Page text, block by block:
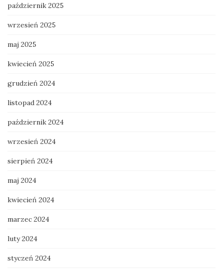
październik 2025
wrzesień 2025
maj 2025
kwiecień 2025
grudzień 2024
listopad 2024
październik 2024
wrzesień 2024
sierpień 2024
maj 2024
kwiecień 2024
marzec 2024
luty 2024
styczeń 2024